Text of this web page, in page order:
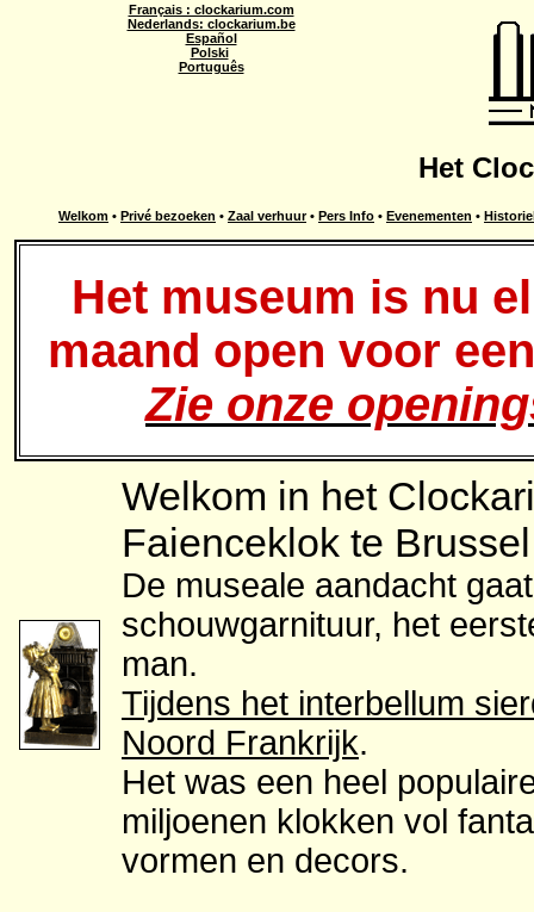
Français : clockarium.com
Nederlands: clockarium.be
Español
Polski
Português
Het
Welkom • Privé bezoeken • Zaal verhuur• Pers Info • Evenementen •
Het museum is nu
maand open voor
Zie onze
Welkom in het
Faienceklok te
De museale aandacht
schouwgarnituur, het
man.
Tijdens het interbellum
Noord Frankrijk.
Het was een heel
miljoenen klokken vol
vormen en decors.